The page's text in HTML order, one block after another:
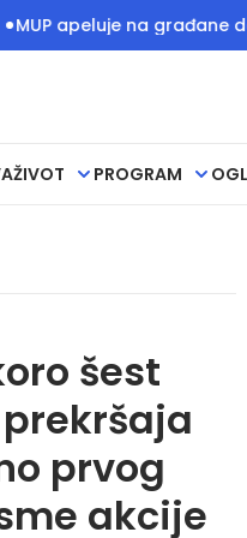
na građane da
ŽIVOT PROGRAM
šest
prvog
akcije